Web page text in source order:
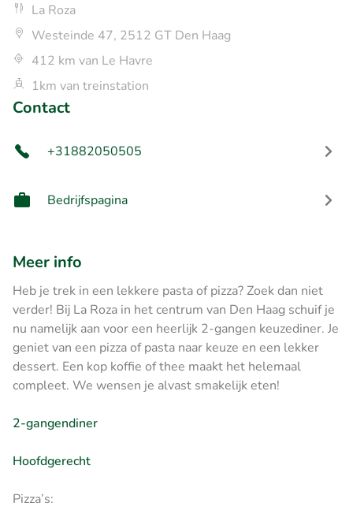
La Roza
Westeinde 47, 2512 GT Den Haag
412 km van Le Havre
1km van treinstation
Contact
+31882050505
Bedrijfspagina
Meer info
Heb je trek in een lekkere pasta of pizza? Zoek dan niet
verder! Bij La Roza in het centrum van Den Haag schuif je
nu namelijk aan voor een heerlijk 2-gangen keuzediner. Je
geniet van een pizza of pasta naar keuze en een lekker
dessert. Een kop koffie of thee maakt het helemaal
compleet. We wensen je alvast smakelijk eten!
2-gangendiner
Hoofdgerecht
Pizza’s: